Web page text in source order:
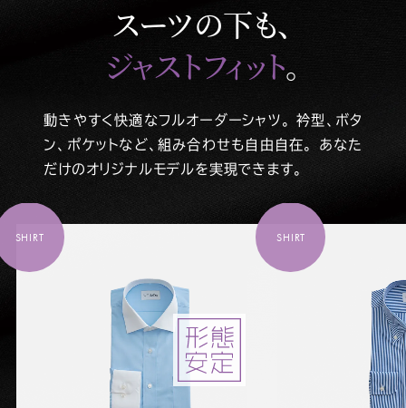
スーツの下も、
ジャストフィット。
動きやすく快適なフルオーダーシャツ。
衿型、ボタ
ン、ポケットなど、組み合わせも自由自在。
あなた
だけのオリジナルモデルを実現できます。
SHIRT SHIRT